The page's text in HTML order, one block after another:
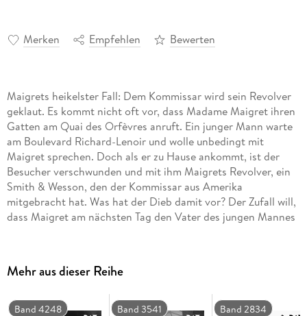
Merken Empfehlen Bewerten
Maigrets heikelster Fall: Dem Kommissar wird sein Revolver
geklaut. Es kommt nicht oft vor, dass Madame Maigret ihren
Gatten am Quai des Orfèvres anruft. Ein junger Mann warte
am Boulevard Richard-Lenoir und wolle unbedingt mit
Maigret sprechen. Doch als er zu Hause ankommt, ist der
Besucher verschwunden und mit ihm Maigrets Revolver, ein
Smith & Wesson, den der Kommissar aus Amerika
mitgebracht hat. Was hat der Dieb damit vor? Der Zufall will,
dass Maigret am nächsten Tag den Vater des jungen Mannes
eine Leiche in einem Koffer auftaucht, ist die Verwirrung
perfekt. Maigret hat keine Zeit zu verlieren: Er muss einen
Mord aufklären und einen weiteren verhindern. Maigrets 40.
Fall spielt in Paris und London.
Mehr aus dieser Reihe
Band 4248 Band 3541 Band 2834